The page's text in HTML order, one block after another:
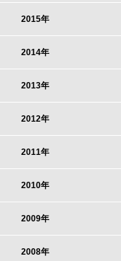
2015年
2014年
2013年
2012年
2011年
2010年
2009年
2008年